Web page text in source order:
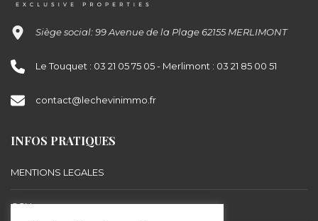
Siège social: 99 Avenue de la Plage 62155 MERLIMONT
Le Touquet : 03 21 05 75 05 - Merlimont : 03 21 85 00 51
contact@lechevinimmo.fr
INFOS PRATIQUES
MENTIONS LEGALES
CGU